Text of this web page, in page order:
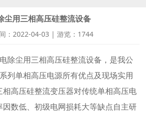
尘用三相高压硅整流设备
：2022-04-03 | 游览：1744
除尘用三相高压硅整流设备，是我公
列单相高压电源所有优点及现场实用
高压硅整流变压器对传统单相高压电
数低、初级电网损耗大等缺点自主研